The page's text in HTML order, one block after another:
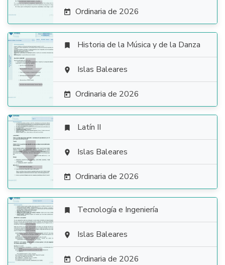
 Ordinaria de 2026

 Historia de la Música y de la Danza
 Islas Baleares
 Ordinaria de 2026

 Latín II
 Islas Baleares
 Ordinaria de 2026

 Tecnología e Ingeniería
 Islas Baleares
 Ordinaria de 2026